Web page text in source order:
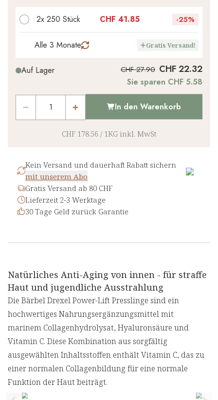
2x 250 Stück CHF 41.85 -25%
Alle 3 Monate Gratis Versand!
Auf Lager CHF 27.90 CHF 22.32
Sie sparen CHF 5.58
In den Warenkorb
CHF 178.56 / 1KG inkl. MwSt
Kein Versand und dauerhaft Rabatt sichern
mit unserem Abo
Gratis Versand ab 80 CHF
Lieferzeit 2-3 Werktage
30 Tage Geld zurück Garantie
Natürliches Anti-Aging von innen - für straffe
Haut und jugendliche Ausstrahlung
Die Bärbel Drexel Power-Lift Presslinge sind ein
hochwertiges Nahrungsergänzungsmittel mit
marinem Collagenhydrolysat, Hyaluronsäure und
Vitamin C. Diese Kombination aus sorgfältig
ausgewählten Inhaltsstoffen enthält Vitamin C, das zu
einer normalen Collagenbildung für eine normale
Funktion der Haut beiträgt.